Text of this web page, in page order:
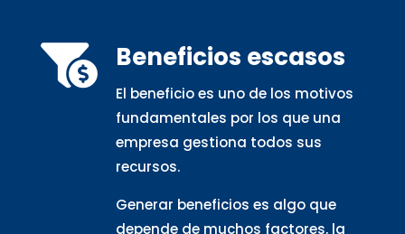
 Beneficios escasos
El beneficio es uno de los motivos
fundamentales por los que una
empresa gestiona todos sus
recursos.
Generar beneficios es algo que
depende de muchos factores, la